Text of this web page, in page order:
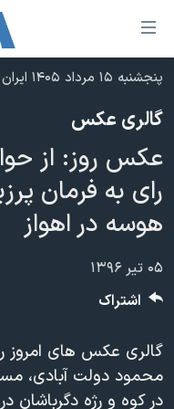
لینکهای
قابل
دسترسی
جهش
محتوای
اصلی
جهش
به
صفحه
جهش
جستجو
نسخه سبک وب‌سایت
موضوع ها
ایران
آمریکا
جهان
ورزشی
ویژه برنامه‌ها
ویدیوها
برنامه های تلویزیونی
جدول برنامه ها
صفحه‌های ویژه
جام جهانی ۲۰۲۶
۲۵۰سالگی آمریکا
بایگانی برنامه‌های تلویزیونی
فرکانس‌های صدای آمریکا
یادگیری زبان انگلیسی
پنجشنبه ۱۵ مرداد ۱۴۰۵ ایران ۱۶:۴۲
گالری عکس
عکس روز: از
رای به فرمان
هوسه در اهواز
۰۵ تیر ۱۳۹۶
گالری عکس های امروز
محمود دولت آبادی،
در کوه و رژه دگرباشان
اشتراک